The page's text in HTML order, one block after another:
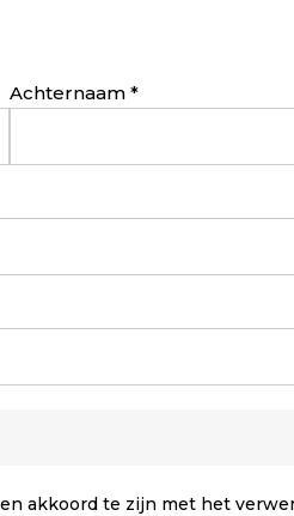
Achternaam
akkoord te zijn met het